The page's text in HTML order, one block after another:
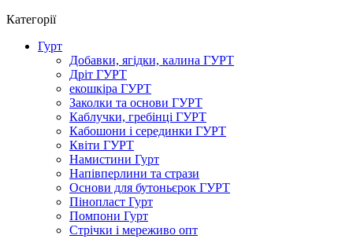
Категорії
Гурт
Добавки, ягідки, калина ГУРТ
Дріт ГУРТ
екошкіра ГУРТ
Заколки та основи ГУРТ
Каблучки, гребінці ГУРТ
Кабошони і серединки ГУРТ
Квіти ГУРТ
Намистини Гурт
Напівперлини та стрази
Основи для бутоньєрок ГУРТ
Пінопласт Гурт
Помпони Гурт
Стрічки і мереживо опт